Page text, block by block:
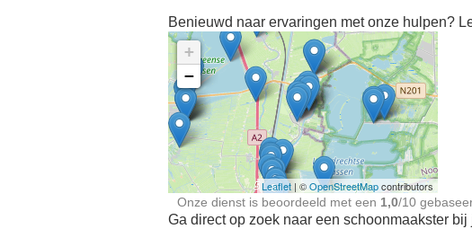
Benieuwd naar ervaringen met onze hulpen?
Ontdek meer ervaringen
Schoonmaakster bij
jou in de buurt
+
−
Leaflet | ©OpenStreetMapcontributors
Onze dienst is beoordeeld met een 1,0/10
Ga direct op zoek naar een schoonmaakster bij